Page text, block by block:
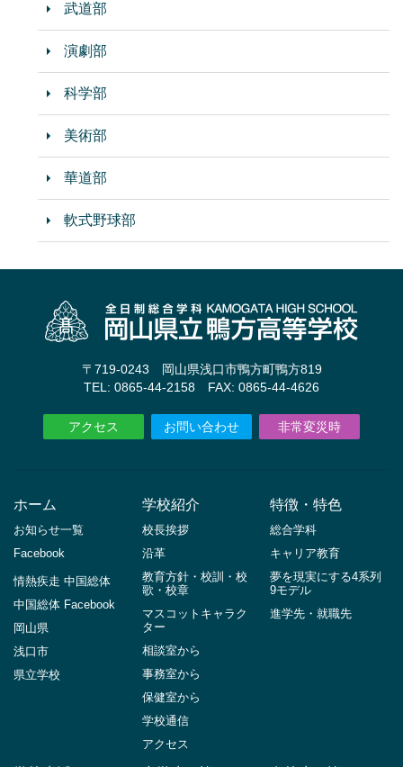
武道部
演劇部
科学部
美術部
華道部
軟式野球部
〒719-0243 岡山県浅口市鴨方町鴨方819
TEL: 0865-44-2158 FAX: 0865-44-4626
アクセス お問い合わせ 非常変災時
ホーム
お知らせ一覧
Facebook
情熱疾走 中国総体
中国総体 Facebook
岡山県
浅口市
県立学校
学校紹介
校長挨拶
沿革
教育方針・校訓・校
歌・校章
マスコットキャラク
ター
相談室から
事務室から
保健室から
学校通信
アクセス
特徴・特色
総合学科
キャリア教育
夢を現実にする4系列
9モデル
進学先・就職先